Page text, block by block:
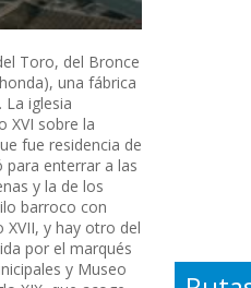
Toro, del Bronce
una fábrica
iglesia
XVI sobre la
fue residencia de
para enterrar a las
y la de los
barroco con
y hay otro del
por el marqués
y Museo